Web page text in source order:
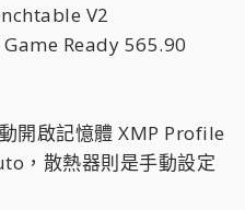
V2
Ready 565.90
開啟記憶體 XMP Profile
，散熱器則是手動設定